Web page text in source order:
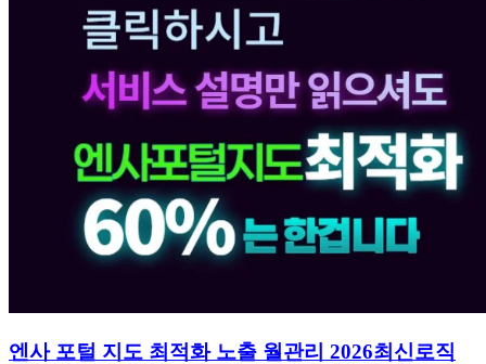
엔사 포털 지도 최적화 노출 월관리 2026최신로직